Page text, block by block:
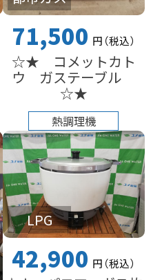
71,500 円（税込）
☆★ コメットカト
ウ ガステーブル
☆★
熱調理機
LPG
42,900 円（税込）